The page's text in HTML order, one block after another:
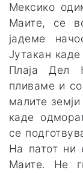
Мексико
Маите, се
јадеме
Јутакан
Плаја Дел
пливаме и
малите
каде
се
На патот ни
Маите. Не